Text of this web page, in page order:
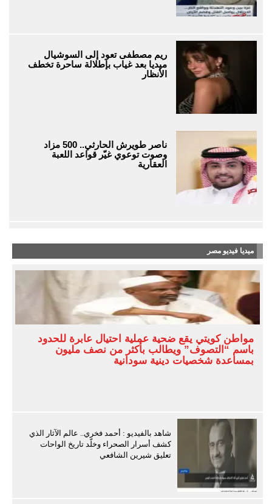
ريم مصطفى تعود إلى السوشيال
ميديا بعد غياب بإطلالة ساحرة تخطف
الأنظار
ناصر طويرش الحارثي.. 500 مزاد
وصوت توعوي غيّر قواعد اللعبة
العقارية
ميديا فيديو مصر
مواطن كويتي يقع ضحية عملية احتيال عابرة للحدود
باسم “التصوف” ويطالب بأكثر من نصف مليون
بمساعدة شخصيات دينية سودانية
شاهد بالفيديو : أحمد فخري.. عالم الآثار الذي
كشف أسرار الصحراء وخلّد تاريخ الواحات
تعليق شيرين الشافعي